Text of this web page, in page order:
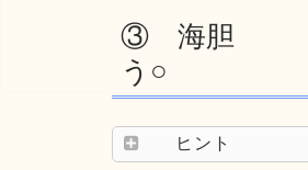
③ 海胆
う○
ヒント